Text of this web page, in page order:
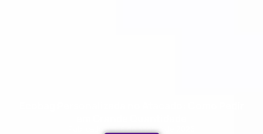
Publicado em: 6 de agosto de 2026